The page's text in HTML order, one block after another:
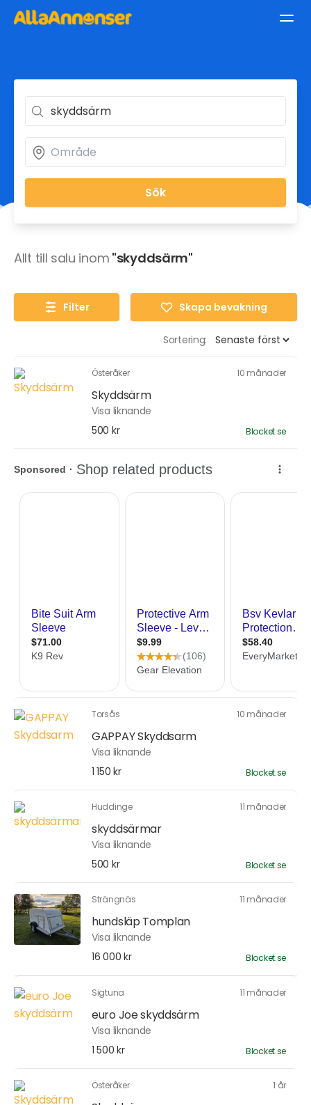
Sök
Allt till salu inom "skyddsärm"
Filter Skapa bevakning
Sortering:
Österåker 10 månader
Skyddsärm
Visa liknande
500 kr
Blocket.se
Torsås 10 månader
GAPPAY Skyddsarm
Visa liknande
1 150 kr
Blocket.se
Huddinge 11 månader
skyddsärmar
Visa liknande
500 kr
Blocket.se
Strängnäs 11 månader
hundsläp Tomplan
Visa liknande
16 000 kr
Blocket.se
Sigtuna 11 månader
euro Joe skyddsärm
Visa liknande
1 500 kr
Blocket.se
Österåker 1 år